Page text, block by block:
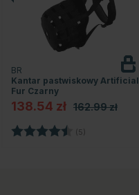
BR
Kantar pastwiskowy Artificial
Fur Czarny
138.54 zł 162.99 zł
Ocena: (5)